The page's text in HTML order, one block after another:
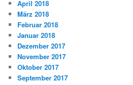
April 2018
März 2018
Februar 2018
Januar 2018
Dezember 2017
November 2017
Oktober 2017
September 2017